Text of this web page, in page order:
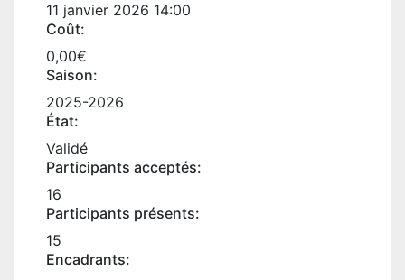
11 janvier 2026 14:00
Coût:
0,00€
Saison:
2025-2026
État:
Validé
Participants acceptés:
16
Participants présents:
15
Encadrants: